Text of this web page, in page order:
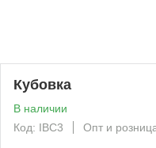
Кубовка
В наличии
Код: IBC3
Опт и